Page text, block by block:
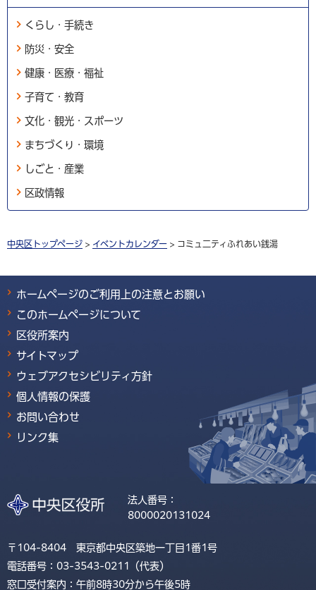
くらし・手続き
防災・安全
健康・医療・福祉
子育て・教育
文化・観光・スポーツ
まちづくり・環境
しごと・産業
区政情報
中央区トップページ > イベントカレンダー > コミュ二ティふれあい銭湯
ホームページのご利用上の注意とお願い
このホームページについて
区役所案内
サイトマップ
ウェブアクセシビリティ方針
個人情報の保護
お問い合わせ
リンク集
法人番号：
8000020131024
〒104-8404 東京都中央区築地一丁目1番1号
電話番号：03-3543-0211（代表）
窓口受付案内：午前8時30分から午後5時